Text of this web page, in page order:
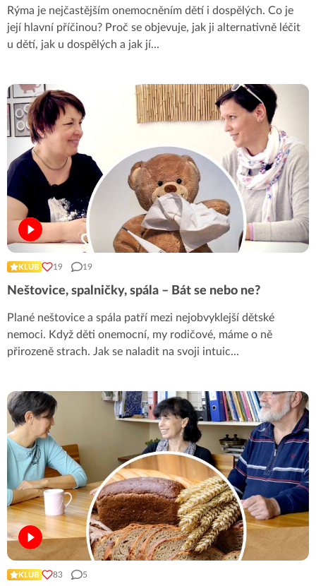
Rýma je nejčastějším onemocněním dětí i dospělých. Co je
její hlavní příčinou? Proč se objevuje, jak ji alternativně léčit
u dětí, jak u dospělých a jak jí...
KLUB 19 19
Neštovice, spalničky, spála – Bát se nebo ne?
Plané neštovice a spála patří mezi nejobvyklejší dětské
nemoci. Když děti onemocní, my rodičové, máme o ně
přirozeně strach. Jak se naladit na svoji intuic...
KLUB 83 5